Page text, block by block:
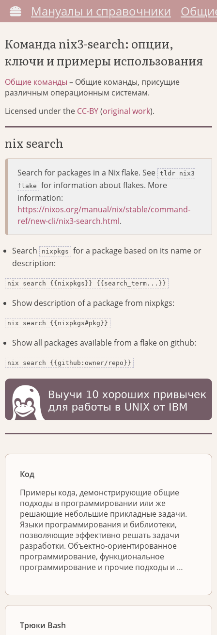
Мануалы и справочники
Команда nix3-search: опции,
ключи и примеры использования
Общие команды – Общие команды, присущие
различным операционным системам.
Licensed under the CC-BY(original work).
nix search
Search for packages in a Nix flake. See tldr nix3
flake
for information about flakes. More
information:
https://nixos.org/manual/nix/stable/command-
ref/new-cli/nix3-search.html.
Search nixpkgs
for a package based on its name or
description:
nix search {{nixpkgs}} {{search_term...}}
Show description of a package from nixpkgs:
nix search {{nixpkgs#pkg}}
Show all packages available from a flake on github:
nix search {{github:owner/repo}}
Код
Примеры кода, демонстрирующие общие
подходы в программировании или же
решающие небольшие прикладные задачи.
Языки программирования и библиотеки,
позволяющие эффективно решать задачи
разработки. Объектно-ориентированное
программирование, функциональное
программирование и прочие подходы и …
Трюки Bash